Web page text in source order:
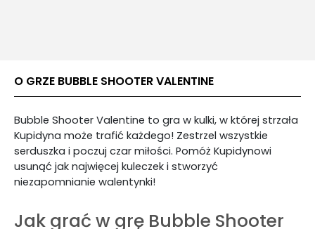
O GRZE BUBBLE SHOOTER VALENTINE
Bubble Shooter Valentine to gra w kulki, w której strzała
Kupidyna może trafić każdego! Zestrzel wszystkie
serduszka i poczuj czar miłości. Pomóż Kupidynowi
usunąć jak najwięcej kuleczek i stworzyć
niezapomnianie walentynki!
Jak grać w grę Bubble Shooter